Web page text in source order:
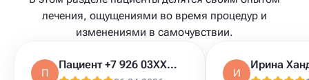
лечения, ощущениями во время процедур и
изменениями в самочувствии.
П
Пациент +7 926 03XXXXX
И
Ирина